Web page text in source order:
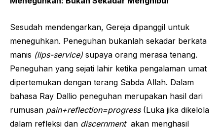
Sesudah mendengarkan, Gereja dipanggil untuk
meneguhkan. Peneguhan bukanlah sekadar berkata
manis (lips-service) supaya orang merasa tenang.
Peneguhan yang sejati lahir ketika pengalaman umat
dipertemukan dengan terang Sabda Allah. Dalam
bahasa Ray Dallio peneguhan merupakan hasil dari
rumusan pain+reflection=progress(Luka jika dikelola
dalam refleksi dan discernment akan menghasil